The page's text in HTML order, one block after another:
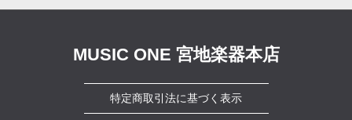
MUSIC ONE 宮地楽器本店
特定商取引法に基づく表示